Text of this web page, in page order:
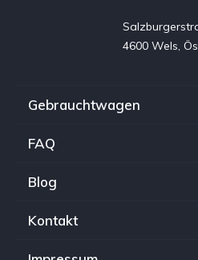
4600 Wels,
Gebrauchtwagen
FAQ
Blog
Kontakt